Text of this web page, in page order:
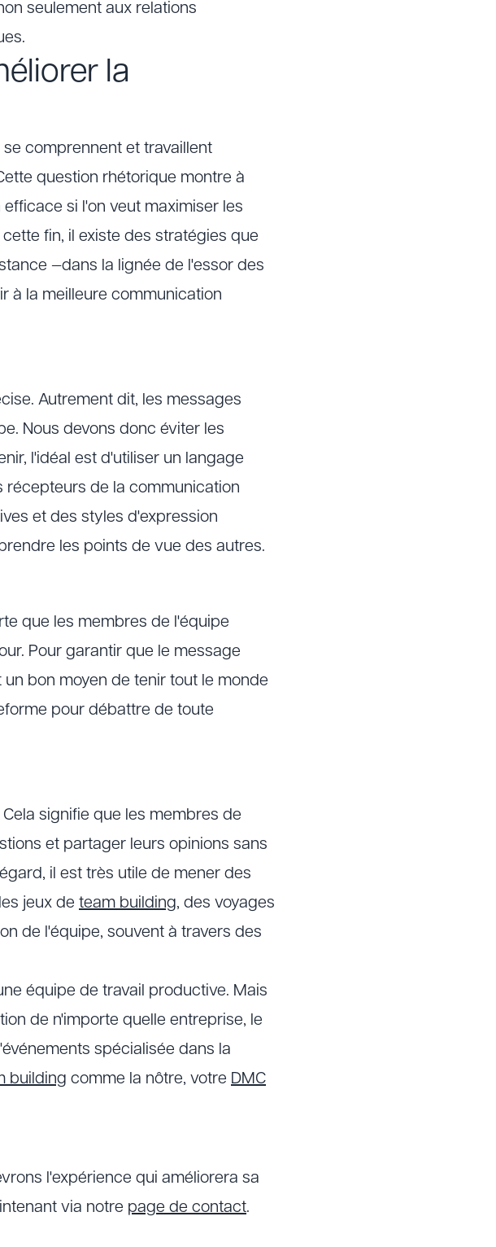
seulement aux relations
la
comprennent et travaillent
question rhétorique montre à
si l'on veut maximiser les
fin, il existe des stratégies que
—dans la lignée de l'essor des
à la meilleure communication
Autrement dit, les messages
Nous devons donc éviter les
l'idéal est d'utiliser un langage
récepteurs de la communication
et des styles d'expression
les points de vue des autres.
que les membres de l'équipe
Pour garantir que le message
un bon moyen de tenir tout le monde
pour débattre de toute
signifie que les membres de
et partager leurs opinions sans
il est très utile de mener des
jeux de team building, des voyages
de l'équipe, souvent à travers des
équipe de travail productive. Mais
de n'importe quelle entreprise, le
spécialisée dans la
building comme la nôtre, votre DMC
l'expérience qui améliorera sa
via notre page de contact.